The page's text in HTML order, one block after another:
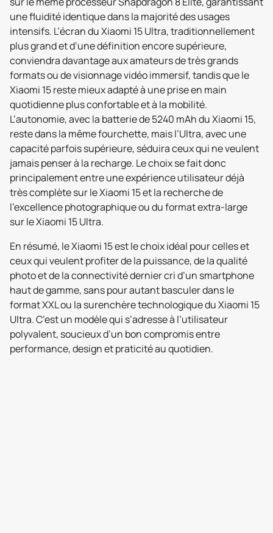
une fluidité identique dans la majorité des usages
intensifs. L’écran du Xiaomi 15 Ultra, traditionnellement
plus grand et d’une définition encore supérieure,
conviendra davantage aux amateurs de très grands
formats ou de visionnage vidéo immersif, tandis que le
Xiaomi 15 reste mieux adapté à une prise en main
quotidienne plus confortable et à la mobilité.
L’autonomie, avec la batterie de 5240 mAh du Xiaomi 15,
reste dans la même fourchette, mais l’Ultra, avec une
capacité parfois supérieure, séduira ceux qui ne veulent
jamais penser à la recharge. Le choix se fait donc
principalement entre une expérience utilisateur déjà
très complète sur le Xiaomi 15 et la recherche de
l’excellence photographique ou du format extra-large
sur le Xiaomi 15 Ultra.
En résumé, le Xiaomi 15 est le choix idéal pour celles et
ceux qui veulent profiter de la puissance, de la qualité
photo et de la connectivité dernier cri d’un smartphone
haut de gamme, sans pour autant basculer dans le
format XXL ou la surenchère technologique du Xiaomi 15
Ultra. C’est un modèle qui s’adresse à l’utilisateur
polyvalent, soucieux d’un bon compromis entre
performance, design et praticité au quotidien.